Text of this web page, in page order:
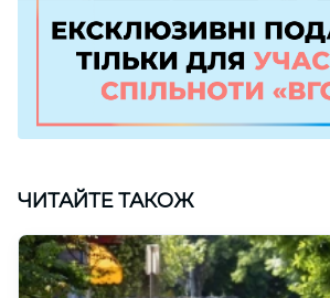
ЧИТАЙТЕ ТАКОЖ